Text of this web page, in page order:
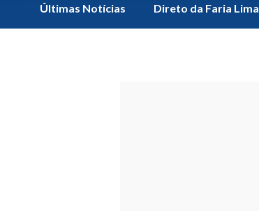
Últimas Notícias Direto da Faria Lima